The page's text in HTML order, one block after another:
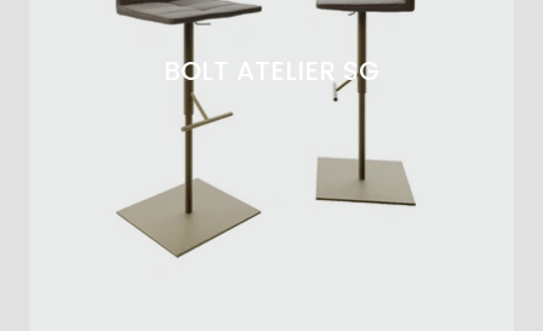
BOLT ATELIER SG